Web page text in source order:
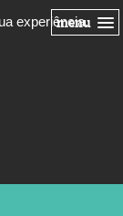
experiência.
menu